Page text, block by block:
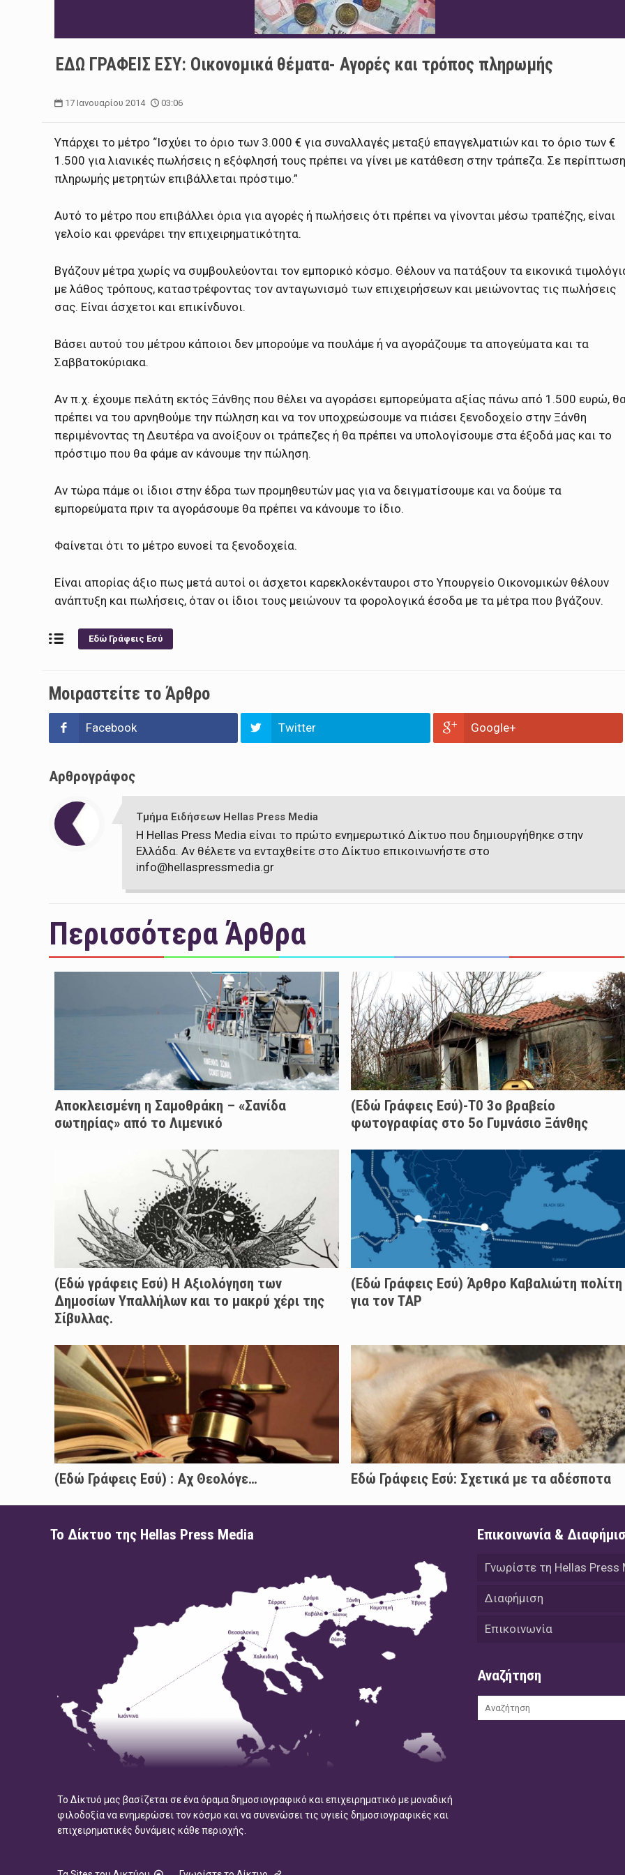
EΔΩ ΓΡΑΦΕΙΣ ΕΣΥ: Οικονομικά θέματα- Αγορές και τρόπος πληρωμής
17 Ιανουαρίου 2014 03:06
Υπάρχει το μέτρο “Ισχύει το όριο των 3.000 € για συναλλαγές μεταξύ επαγγελματιών και το όριο των €
1.500 για λιανικές πωλήσεις η εξόφλησή τους πρέπει να γίνει με κατάθεση στην τράπεζα. Σε περίπτωση
πληρωμής μετρητών επιβάλλεται πρόστιμο.”
Αυτό το μέτρο που επιβάλλει όρια για αγορές ή πωλήσεις ότι πρέπει να γίνονται μέσω τραπέζης, είναι
γελοίο και φρενάρει την επιχειρηματικότητα.
Βγάζουν μέτρα χωρίς να συμβουλεύονται τον εμπορικό κόσμο. Θέλουν να πατάξουν τα εικονικά
με λάθος τρόπους, καταστρέφοντας τον ανταγωνισμό των επιχειρήσεων και μειώνοντας τις πωλήσεις
σας. Είναι άσχετοι και επικίνδυνοι.
Βάσει αυτού του μέτρου κάποιοι δεν μπορούμε να πουλάμε ή να αγοράζουμε τα απογεύματα και τα
Σαββατοκύριακα.
Αν π.χ. έχουμε πελάτη εκτός Ξάνθης που θέλει να αγοράσει εμπορεύματα αξίας πάνω από 1.500 ευρώ,
πρέπει να του αρνηθούμε την πώληση και να τον υποχρεώσουμε να πιάσει ξενοδοχείο στην Ξάνθη
περιμένοντας τη Δευτέρα να ανοίξουν οι τράπεζες ή θα πρέπει να υπολογίσουμε στα έξοδά μας και το
πρόστιμο που θα φάμε αν κάνουμε την πώληση.
Αν τώρα πάμε οι ίδιοι στην έδρα των προμηθευτών μας για να δειγματίσουμε και να δούμε τα
εμπορεύματα πριν τα αγοράσουμε θα πρέπει να κάνουμε το ίδιο.
Φαίνεται ότι το μέτρο ευνοεί τα ξενοδοχεία.
Είναι απορίας άξιο πως μετά αυτοί οι άσχετοι καρεκλοκένταυροι στο Υπουργείο Οικονομικών θέλουν
ανάπτυξη και πωλήσεις, όταν οι ίδιοι τους μειώνουν τα φορολογικά έσοδα με τα μέτρα που βγάζουν.
Εδώ Γράφεις Εσύ
Μοιραστείτε το Άρθρο
Facebook Twitter Google+
Αρθρογράφος
Τμήμα Ειδήσεων Hellas Press Media
Η Hellas Press Media είναι το πρώτο ενημερωτικό Δίκτυο που δημιουργήθηκε στην
Ελλάδα. Αν θέλετε να ενταχθείτε στο Δίκτυο επικοινωνήστε στο
info@hellaspressmedia.gr
Περισσότερα Άρθρα
Αποκλεισμένη η Σαμοθράκη – «Σανίδα
σωτηρίας» από το Λιμενικό
(Εδώ Γράφεις Εσύ)-Τ0 3ο βραβείο
φωτογραφίας στο 5ο Γυμνάσιο Ξάνθης
(Εδώ γράφεις Εσύ) Η Αξιολόγηση των
Δημοσίων Υπαλλήλων και το μακρύ χέρι της
Σίβυλλας.
(Εδώ Γράφεις Εσύ) Άρθρο Καβαλιώτη πολίτη
για τον TAP
(Εδώ Γράφεις Εσύ) : Αχ Θεολόγε… Εδώ Γράφεις Εσύ: Σχετικά με τα αδέσποτα
Το Δίκτυο της Hellas Press Media
Το Δίκτυό μας βασίζεται σε ένα όραμα δημοσιογραφικό και επιχειρηματικό με μοναδική
φιλοδοξία να ενημερώσει τον κόσμο και να συνενώσει τις υγιείς δημοσιογραφικές και
επιχειρηματικές δυνάμεις κάθε περιοχής.
Επικοινωνία &
Γνωρίστε τη Hellas Press
Διαφήμιση
Επικοινωνία
Αναζήτηση